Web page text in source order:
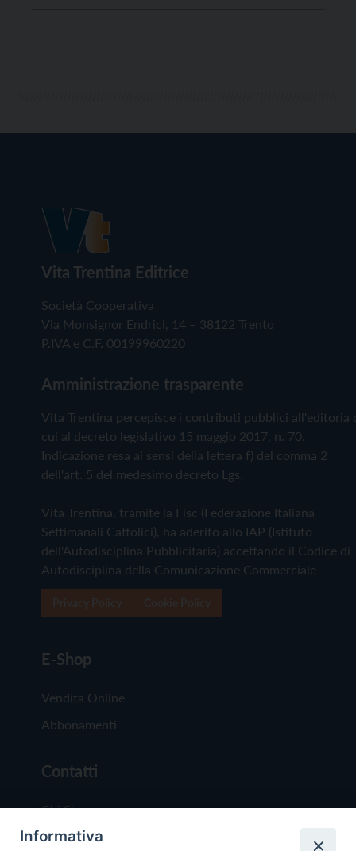
Vita Trentina Editrice
Società Cooperativa
Via Monsignor Endrici, 14 – 38122 Trento
P.IVA e C.F. 00199960220
Amministrazione trasparente
Vita Trentina percepisce i contributi pubblici all'editoria
cui al decreto legislativo 15 maggio 2017, n. 70.
Indicazione resa ai sensi della lettera f) del comma 2
dell'art. 5 del medesimo decreto Lgs.
Vita Trentina, tramite la Fisc (Federazione Italiana
Settimanali Cattolici), ha aderito allo IAP (Istituto
dell'Autodisciplina Pubblicitaria) accettando il Codice di
Autodisciplina della Comunicazione Commerciale
E-Shop
Vendita Online
Abbonamenti
Contatti
Chi Siamo
Redazione
Informativa